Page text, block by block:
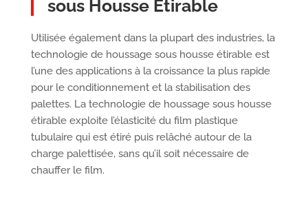
sous Housse Étirable
Utilisée également dans la plupart des industries, la
technologie de houssage sous housse étirable est
l’une des applications à la croissance la plus rapide
pour le conditionnement et la stabilisation des
palettes. La technologie de houssage sous housse
étirable exploite l’élasticité du film plastique
tubulaire qui est étiré puis relâché autour de la
charge palettisée, sans qu’il soit nécessaire de
chauffer le film.